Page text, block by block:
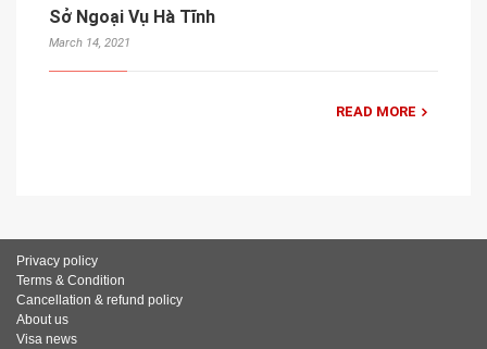
Sở Ngoại Vụ Hà Tĩnh
March 14, 2021
READ MORE
Privacy policy
Terms & Condition
Cancellation & refund policy
About us
Visa news